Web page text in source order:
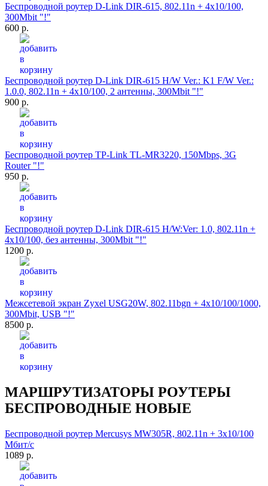
Беспроводной роутер D-Link DIR-615, 802.11n + 4x10/100,
300Mbit "!"
600 р.
Беспроводной роутер D-Link DIR-615 H/W Ver.: K1 F/W Ver.:
1.0.0, 802.11n + 4x10/100, 2 антенны, 300Mbit "!"
900 р.
Беспроводной роутер TP-Link TL-MR3220, 150Mbps, 3G
Router "!"
950 р.
Беспроводной роутер D-Link DIR-615 H/W:Ver: 1.0, 802.11n +
4x10/100, без антенны, 300Mbit "!"
1200 р.
Межсетевой экран Zyxel USG20W, 802.11bgn + 4x10/100/1000,
300Mbit, USB "!"
8500 р.
МАРШРУТИЗАТОРЫ РОУТЕРЫ
БЕСПРОВОДНЫЕ НОВЫЕ
Беспроводной роутер Mercusys MW305R, 802.11n + 3x10/100
Мбит/с
1089 р.